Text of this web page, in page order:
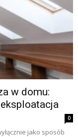
w domu:
0
jako sposób